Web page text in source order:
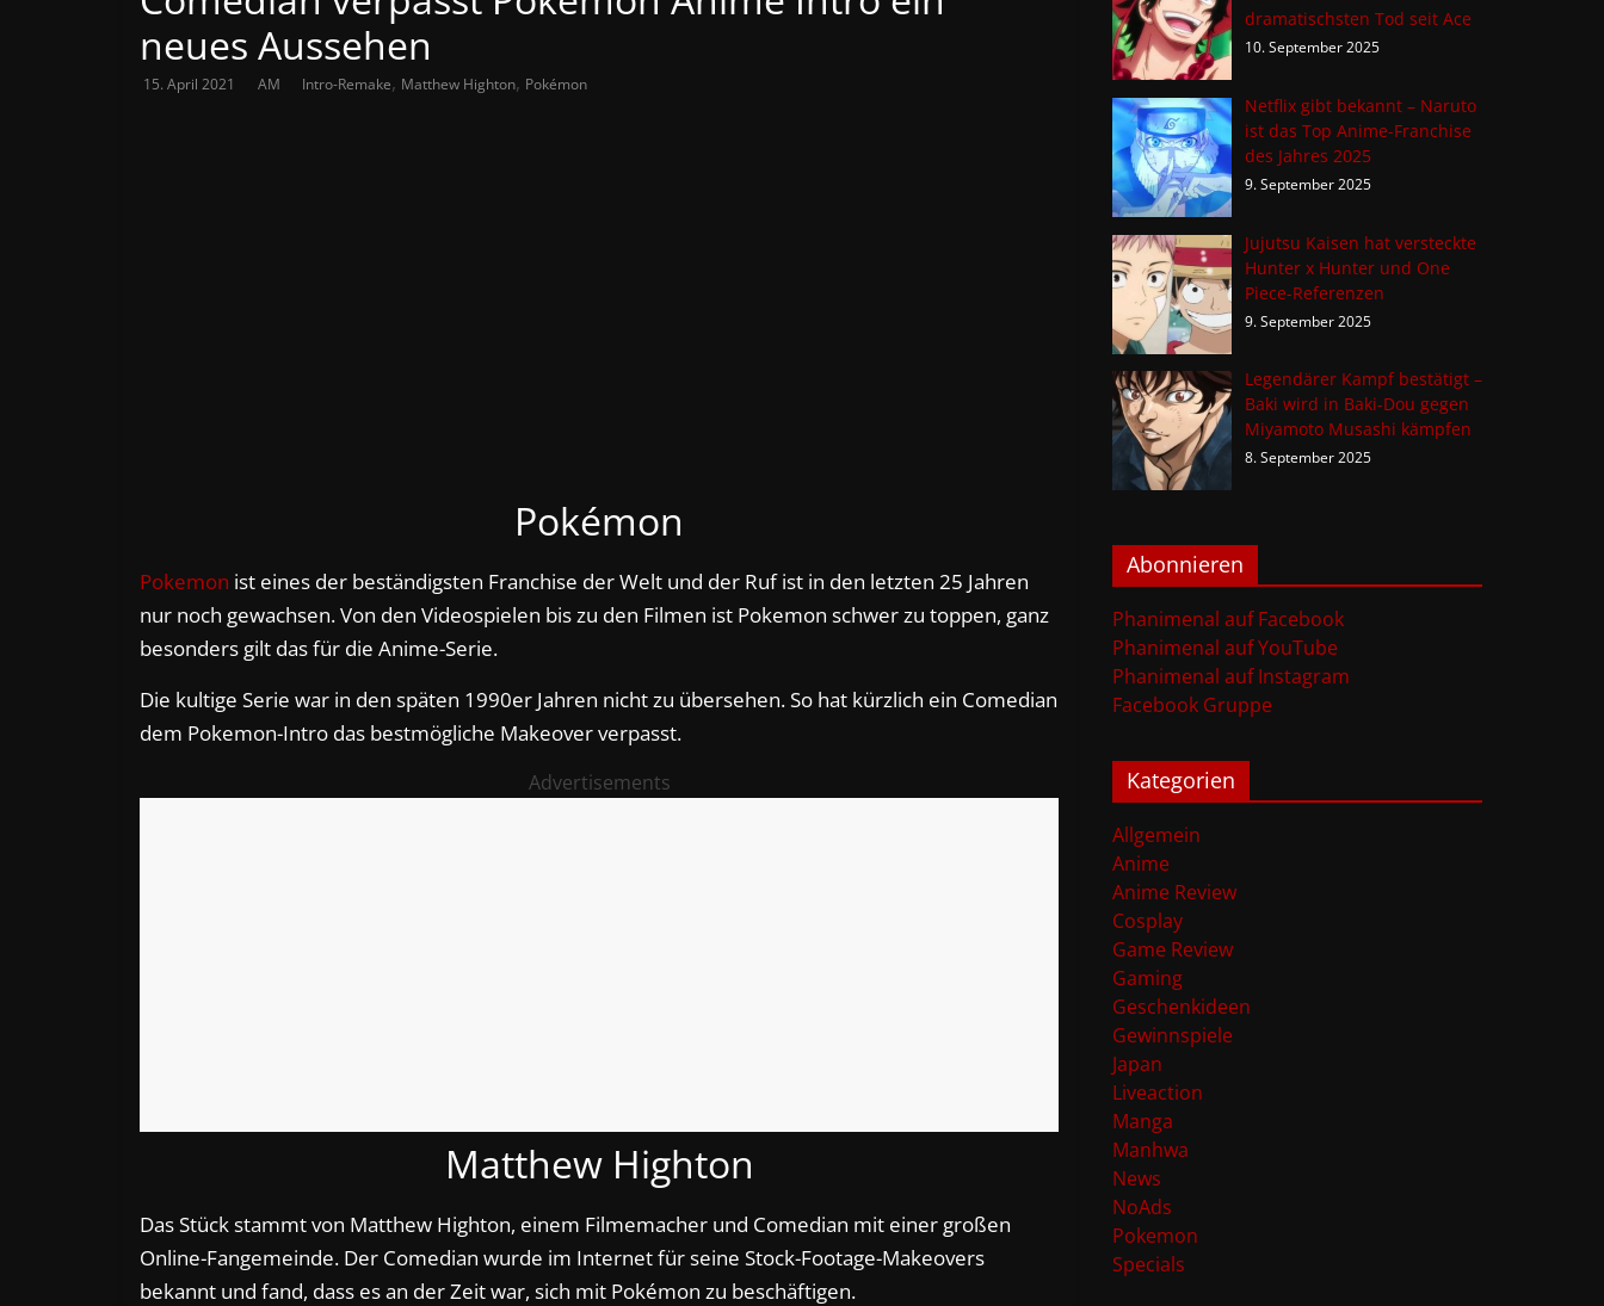
neues Aussehen
15. April 2021 AM Intro-Remake, Matthew Highton, Pokémon
Pokémon
Pokemon ist eines der beständigsten Franchise der Welt und der Ruf ist in den letzten 25 Jahren
nur noch gewachsen. Von den Videospielen bis zu den Filmen ist Pokemon schwer zu toppen, ganz
besonders gilt das für die Anime-Serie.
Die kultige Serie war in den späten 1990er Jahren nicht zu übersehen. So hat kürzlich ein Comedian
dem Pokemon-Intro das bestmögliche Makeover verpasst.
Advertisements
Matthew Highton
Das Stück stammt von Matthew Highton, einem Filmemacher und Comedian mit einer großen
Online-Fangemeinde. Der Comedian wurde im Internet für seine Stock-Footage-Makeovers
bekannt und fand, dass es an der Zeit war, sich mit Pokémon zu beschäftigen.
dramatischsten Tod seit Ace
10. September 2025
Netflix gibt bekannt – Naruto
ist das Top Anime-Franchise
des Jahres 2025
9. September 2025
Jujutsu Kaisen hat versteckte
Hunter x Hunter und One
Piece-Referenzen
9. September 2025
Legendärer Kampf bestätigt –
Baki wird in Baki-Dou gegen
Miyamoto Musashi kämpfen
8. September 2025
Abonnieren
Phanimenal auf Facebook
Phanimenal auf YouTube
Phanimenal auf Instagram
Facebook Gruppe
Kategorien
Allgemein
Anime
Anime Review
Cosplay
Game Review
Gaming
Geschenkideen
Gewinnspiele
Japan
Liveaction
Manga
Manhwa
News
NoAds
Pokemon
Specials